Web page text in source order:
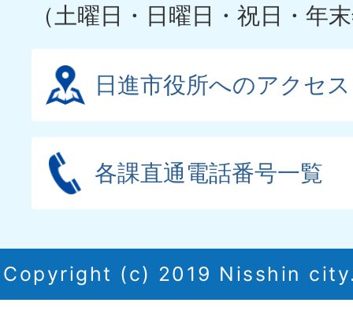
（土曜日・日曜日・祝日・年
日進市役所へのアクセス
各課直通電話番号一覧
Copyright (c) 2019 Nisshin